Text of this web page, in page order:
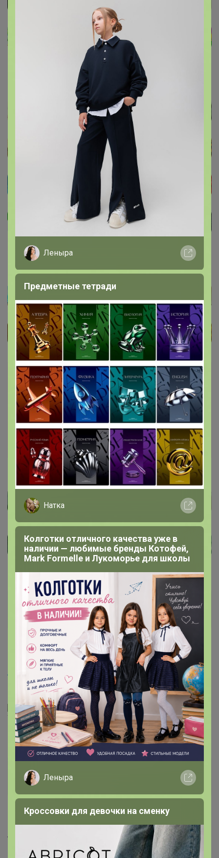
Каталог
Сумки мужские ( СКИДКИ ДО 70%)
ViLka
Великий магистр
16 декабря, 2022 17:10
Artemida, можно еще один бекон вареный добавить в
эту закупку?
МОЙ VIBER Алара 24ок Обсуждения СП (присоединяет с
телефона)
Бронзовый организатор
16 декабря, 2022 18:02
ViLka
, здравствуйте. Корректировке счёт уже не
подлежит к сожалению 🌸
Леныра
Предметные тетради
Натка
Колготки отличного качества уже в
наличии — любимые бренды Котофей,
Mark Formelle и Лукоморье для школы
Леныра
Кроссовки для девочки на сменку